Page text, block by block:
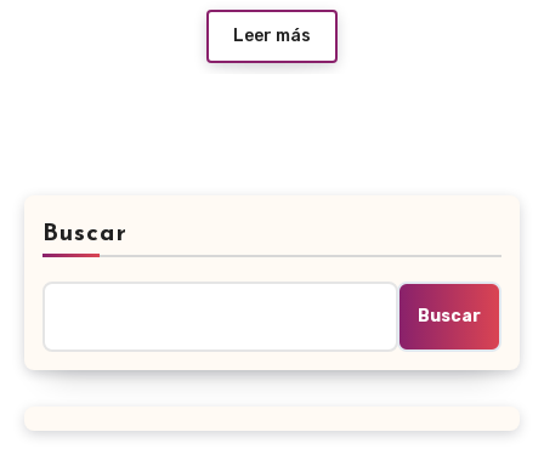
Leer más
Buscar
Buscar